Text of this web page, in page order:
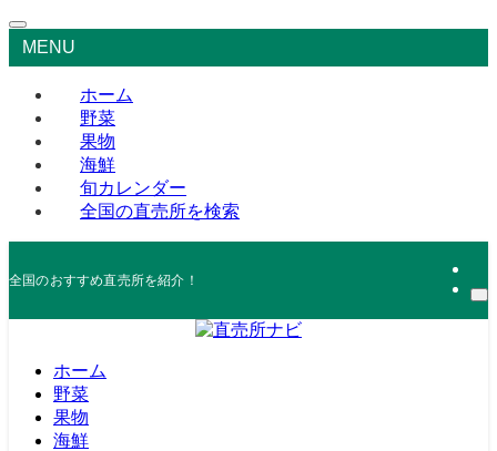
MENU
ホーム
野菜
果物
海鮮
旬カレンダー
全国の直売所を検索
全国のおすすめ直売所を紹介！
ホーム
野菜
果物
海鮮